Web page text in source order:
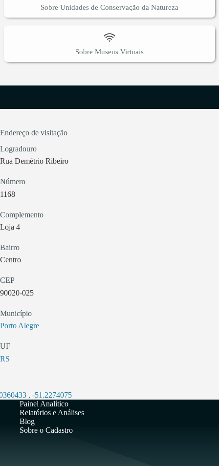
Sobre Unidades de Conservação da Natureza
Sobre Museus Virtuais
Endereço de visitação
Logradouro
Rua Demétrio Ribeiro
Número
1168
Complemento
Loja 4
Bairro
Centro
CEP
90020-025
Município
Porto Alegre
UF
RS
, -51.2274075
Painel Analítico
Relatórios e Análises
Blog
Sobre o Cadastro